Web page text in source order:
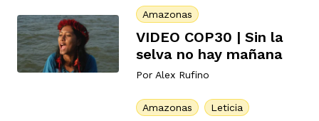
Amazonas
VIDEO COP30 | Sin la
selva no hay mañana
Por Alex Rufino
Amazonas Leticia